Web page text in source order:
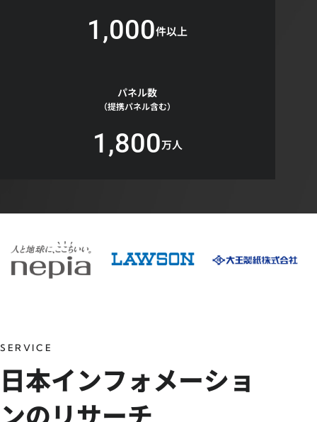
1,000件以上
パネル数
（提携パネル含む）
1,800万人
SERVICE
日本インフォメーショ
ンのリサーチ